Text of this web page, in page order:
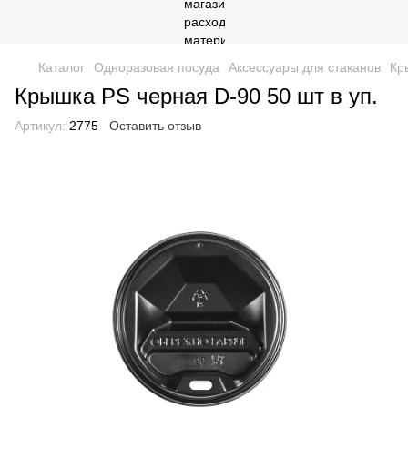
Каталог Одноразовая посуда Аксессуары для стаканов
Крышка PS черная D-90 50 шт в уп.
Артикул: 2775 Оставить отзыв